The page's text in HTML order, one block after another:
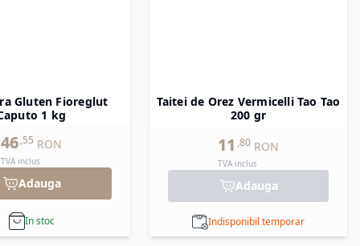
Gluten Fioreglut
1 kg
46,55 RON
TVA inclus
Adauga
In stoc
Taitei de Orez Vermicelli Tao Tao
200 gr
11 ,80 RON
TVA inclus
Adauga
Indisponibil temporar